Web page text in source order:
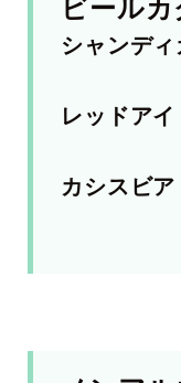
ビール
シャンディ
レッドアイ
カシスビア